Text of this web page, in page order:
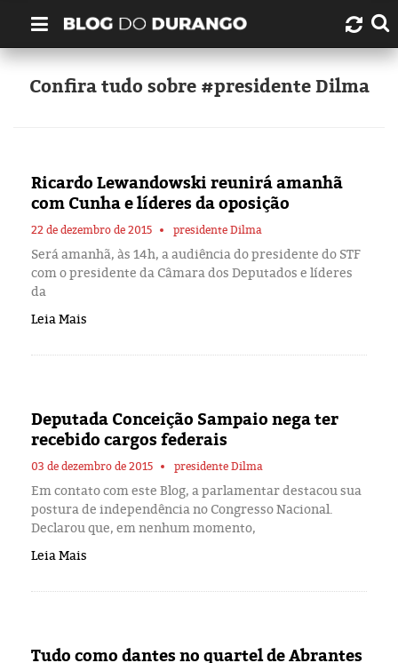
Quem é Durango Duarte?
Artigos
Amazonas
História
Pesquisas
Política
Confira tudo sobre #presidente Dilma
Ricardo Lewandowski reunirá amanhã
com Cunha e líderes da oposição
22 de dezembro de 2015 presidente Dilma
Será amanhã, às 14h, a audiência do presidente do STF
com o presidente da Câmara dos Deputados e líderes
da
Leia Mais
Deputada Conceição Sampaio nega ter
recebido cargos federais
03 de dezembro de 2015 presidente Dilma
Em contato com este Blog, a parlamentar destacou sua
postura de independência no Congresso Nacional.
Declarou que, em nenhum momento,
Leia Mais
Tudo como dantes no quartel de Abrantes